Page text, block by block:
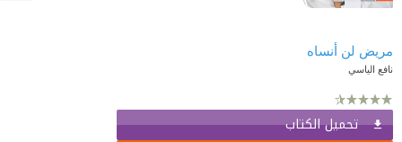
مريض لن أنساه
نافع الياسي
تحميل الكتاب